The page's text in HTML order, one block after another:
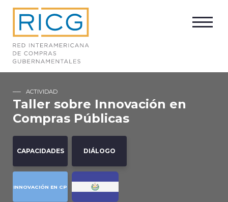
ACTIVIDAD
Taller sobre Innovación en
Compras Públicas
CAPACIDADES DIÁLOGO
INNOVACIÓN EN CP